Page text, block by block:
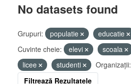
No datasets found
Grupuri: populatie educatie
Cuvinte cheie:
elevi scoala
licee
studenti Organizații:
Filtrează Rezultatele